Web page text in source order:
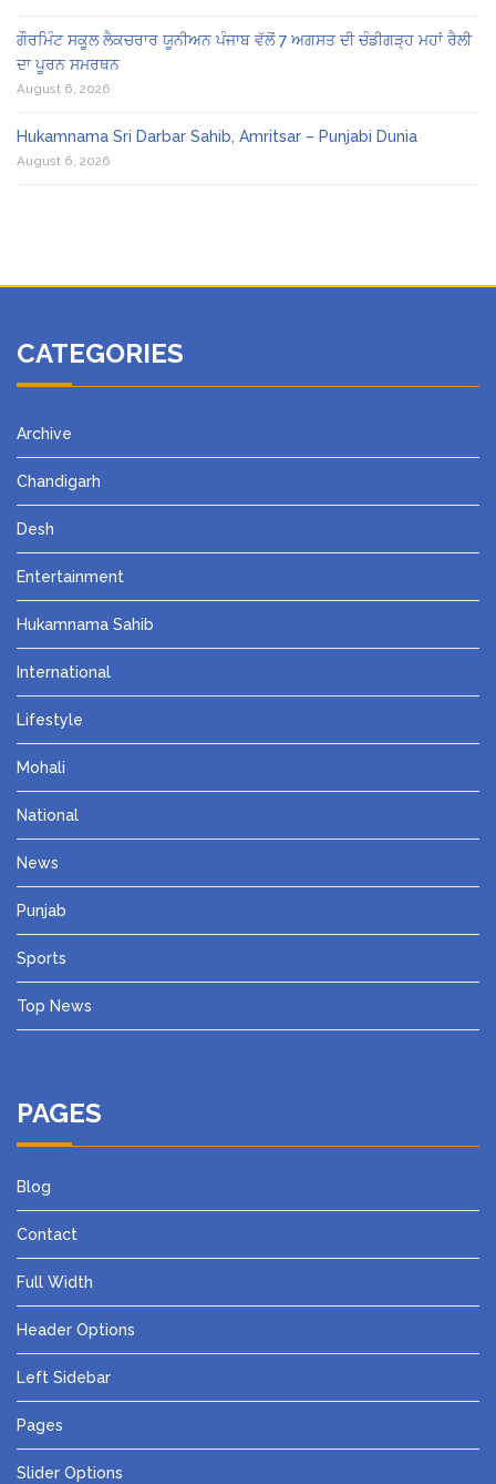
ਗੌਰਮਿੰਟ ਸਕੂਲ ਲੈਕਚਰਾਰ ਯੂਨੀਅਨ ਪੰਜਾਬ ਵੱਲੋਂ 7 ਅਗਸਤ ਦੀ ਚੰਡੀਗੜ੍ਹ ਮਹਾਂ ਰੈਲੀ
ਦਾ ਪੂਰਨ ਸਮਰਥਨ
August 6, 2026
Hukamnama Sri Darbar Sahib, Amritsar – Punjabi Dunia
August 6, 2026
CATEGORIES
Archive
Chandigarh
Desh
Entertainment
Hukamnama Sahib
International
Lifestyle
Mohali
National
News
Punjab
Sports
Top News
PAGES
Blog
Contact
Full Width
Header Options
Left Sidebar
Pages
Slider Options